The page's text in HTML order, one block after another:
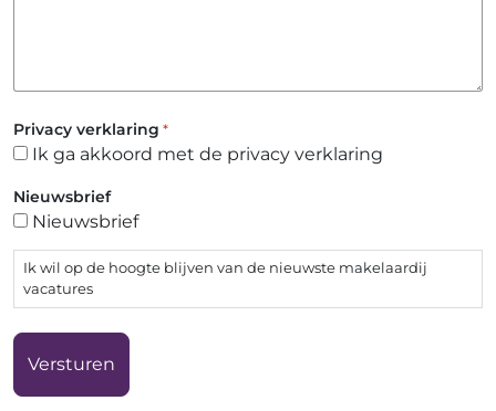
Privacy verklaring *
Ik ga akkoord met de privacy verklaring
Nieuwsbrief
Nieuwsbrief
Ik wil op de hoogte blijven van de nieuwste makelaardij
vacatures